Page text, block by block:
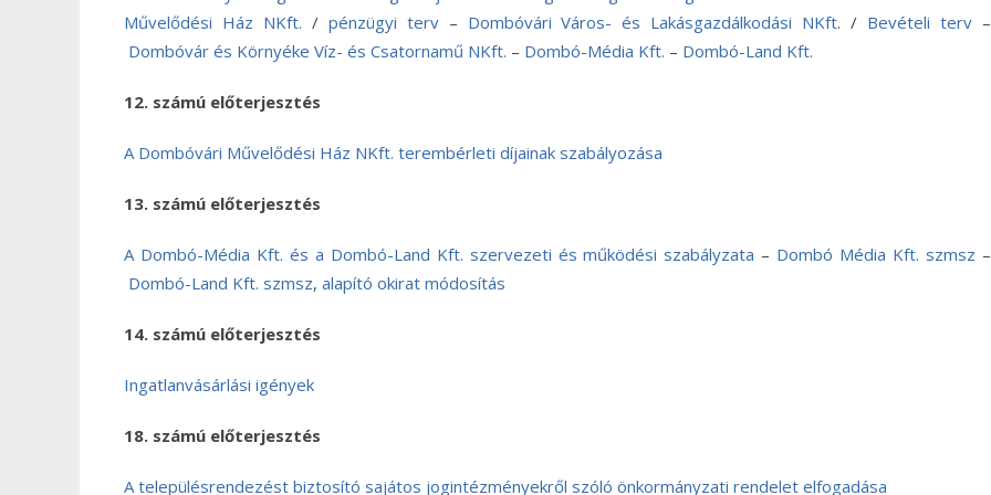
Művelődési Ház NKft. / pénzügyi terv– Dombóvári Város- és Lakásgazdálkodási NKft. / Bevételi terv –
Dombóvár és Környéke Víz- és Csatornamű NKft. – Dombó-Média Kft. – Dombó-Land Kft.
12. számú előterjesztés
A Dombóvári Művelődési Ház NKft. terembérleti díjainak szabályozása
13. számú előterjesztés
A Dombó-Média Kft. és a Dombó-Land Kft. szervezeti és működési szabályzata – Dombó Média Kft. szmsz –
Dombó-Land Kft. szmsz, alapító okirat módosítás
14. számú előterjesztés
Ingatlanvásárlási igények
18. számú előterjesztés
A településrendezést biztosító sajátos jogintézményekről szóló önkormányzati rendelet elfogadása